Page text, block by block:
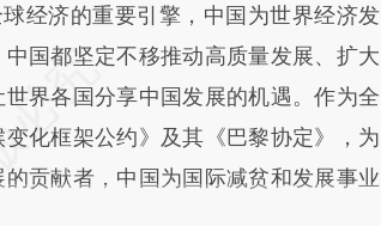
经济的重要引擎，中国为世界经济发
国都坚定不移推动高质量发展、扩大
界各国分享中国发展的机遇。作为全
化框架公约》及其《巴黎协定》，为
贡献者，中国为国际减贫和发展事业